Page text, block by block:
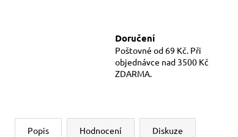
Doručení
Poštovné od 69 Kč. Při
objednávce nad 3500 Kč
ZDARMA.
Popis Hodnocení Diskuze